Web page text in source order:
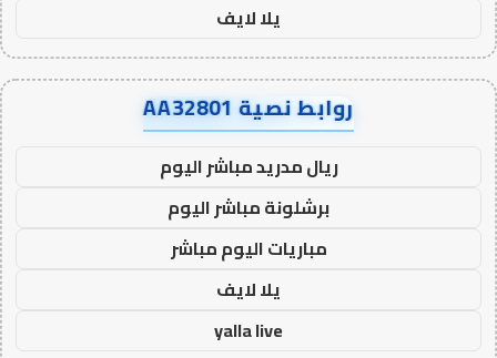
يلا لايف
روابط نصية AA32801
ريال مدريد مباشر اليوم
برشلونة مباشر اليوم
مباريات اليوم مباشر
يلا لايف
yalla live